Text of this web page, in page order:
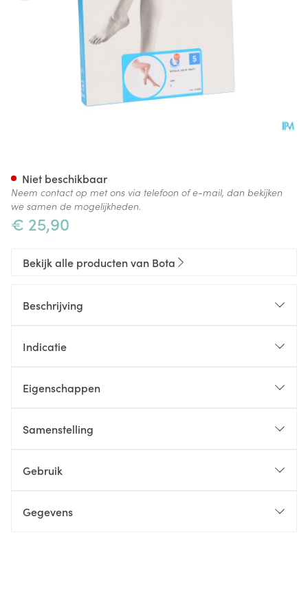
€ 25,90
Niet beschikbaar
Neem contact op met ons via telefoon of e-mail, dan bekijken
we samen de mogelijkheden.
Bekijk alle producten van Bota
Beschrijving
Indicatie
Eigenschappen
Samenstelling
Gebruik
Gegevens